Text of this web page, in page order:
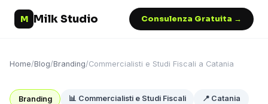
M Milk Studio Consulenza Gratuita →
Home/Blog/Branding/Commercialisti e Studi Fiscali a Catania
Branding 📊 Commercialisti e Studi Fiscali 📍 Catania